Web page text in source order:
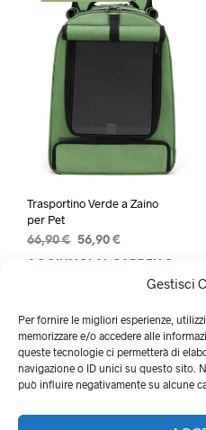
Gestisci
Per fornire le migliori esperienze,
memorizzare e/o accedere alle
queste tecnologie ci permetterà di
navigazione o ID unici su questo sito.
può influire negativamente su alcune
Trasportino Verde a Zaino
per Pet
66,90€ Il
prezzo
56,90 €
prezzo